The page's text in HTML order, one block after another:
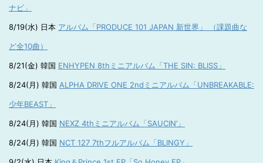
ナビ」
8/19(水) 日本 アルバム「PRODUCE 101 JAPAN 新世界」 （課題曲な
ど全10曲）
8/21(金) 韓国 ENHYPEN 8thミニアルバム「THE SIN: BLISS」
8/24(月) 韓国 ALPHA DRIVE ONE 2ndミニアルバム「UNBREAKABLE:
少年BEAST」
8/24(月) 韓国 NEXZ 4thミニアルバム「SAUCIN’」
8/24(月) 韓国 NCT 127 7thフルアルバム「BLINGY」